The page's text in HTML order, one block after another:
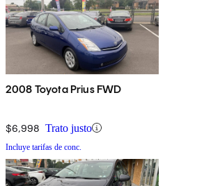
2008 Toyota Prius FWD
$6,998 Trato justo
Incluye tarifas de conc.